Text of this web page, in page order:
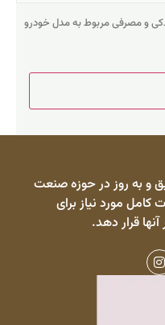
و مصرفی مربوط به مدل خودرو
و به روز در حوزه صنعت
کامل مورد نیاز برای
قرار دهد.